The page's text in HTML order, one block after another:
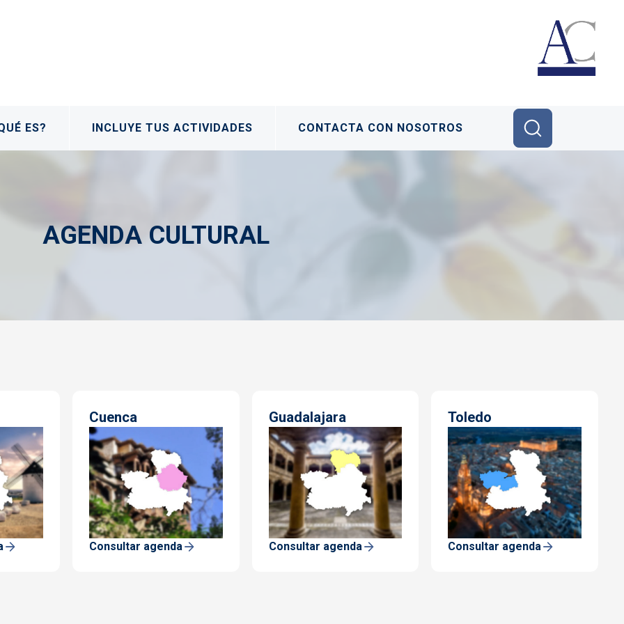
ES? INCLUYE TUS ACTIVIDADES CONTACTA CON NOSOTROS
AGENDA CULTURAL
Cuenca
Consultar agenda
Guadalajara
Consultar agenda
Toledo
Consultar agenda